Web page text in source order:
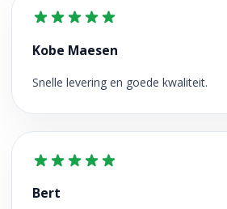
Kobe Maesen
Snelle levering en goede kwaliteit.
Bert